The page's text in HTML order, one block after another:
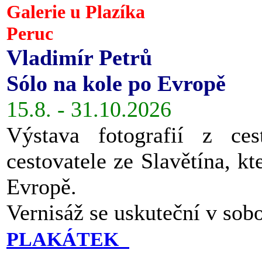
Galerie u Plazíka
Peruc
Vladimír Petrů
Sólo na kole po Evropě
15.8. - 31.10.2026
Výstava fotografií z
cestovatele ze Slavětína,
Evropě.
Vernisáž se uskuteční v
PLAKÁTEK